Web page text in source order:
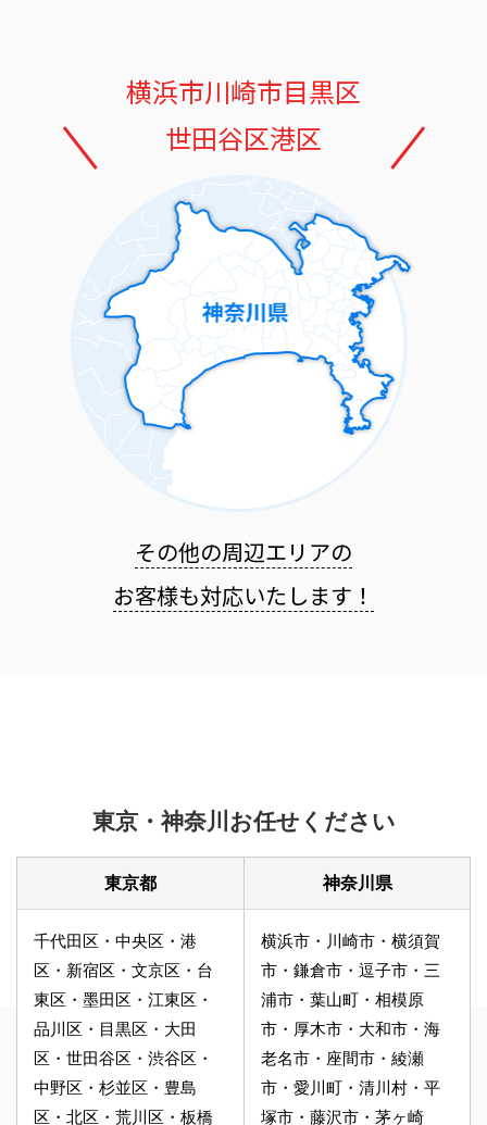
その他の周辺エリアの
お客様も対応いたします！
横浜市川崎市目黒区
世田谷区港区
東京・神奈川お任せください
東京都
千代田区・中央区・港
区・新宿区・文京区・台
東区・墨田区・江東区・
品川区・目黒区・大田
区・世田谷区・渋谷区・
中野区・杉並区・豊島
区・北区・荒川区・板橋
神奈川県
横浜市・川崎市・横須賀
市・鎌倉市・逗子市・三
浦市・葉山町・相模原
市・厚木市・大和市・海
老名市・座間市・綾瀬
市・愛川町・清川村・平
塚市・藤沢市・茅ヶ崎